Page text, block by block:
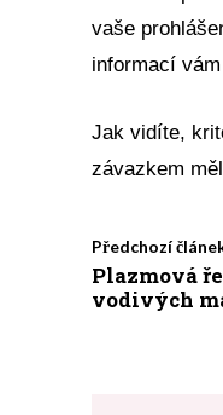
vaše
informací
Jak vidíte,
závazkem
Předchozí
Plazmová
vodivých